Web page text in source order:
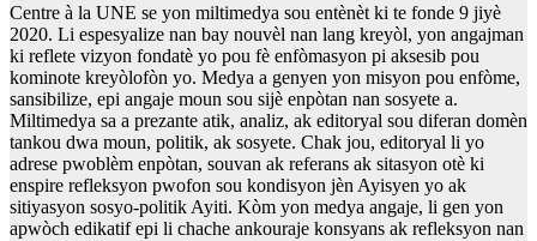
Centre à la UNE se yon miltimedya sou entènèt ki te fonde 9 jiyè
2020. Li espesyalize nan bay nouvèl nan lang kreyòl, yon angajman
ki reflete vizyon fondatè yo pou fè enfòmasyon pi aksesib pou
kominote kreyòlofòn yo. Medya a genyen yon misyon pou enfòme,
sansibilize, epi angaje moun sou sijè enpòtan nan sosyete a.
Miltimedya sa a prezante atik, analiz, ak editoryal sou diferan domèn
tankou dwa moun, politik, ak sosyete. Chak jou, editoryal li yo
adrese pwoblèm enpòtan, souvan ak referans ak sitasyon otè ki
enspire refleksyon pwofon sou kondisyon jèn Ayisyen yo ak
sitiyasyon sosyo-politik Ayiti. Kòm yon medya angaje, li gen yon
apwòch edikatif epi li chache ankouraje konsyans ak refleksyon nan